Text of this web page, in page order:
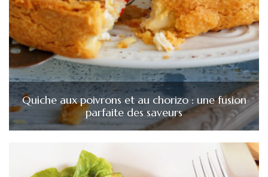
Quiche aux poivrons et au chorizo : une fusion
parfaite des saveurs